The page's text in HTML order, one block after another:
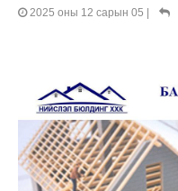
2025 оны 12 сарын 05 |